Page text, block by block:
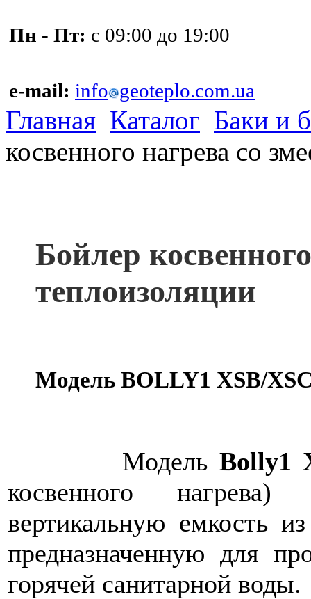
Пн - Пт: с 09:00 до 19:00
e-mail: info geoteplo.com.ua
Главная Каталог Баки и
косвенного нагрева со
Бойлер
теплоизоляции
Модель BOLLY1 XSB/
Модель Bolly1
косвенного нагрева)
вертикальную емкость
предназначенную для
горячей санитарной воды.